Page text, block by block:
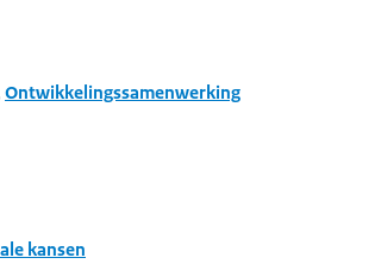
Ontwikkelingssamenwerking
kansen